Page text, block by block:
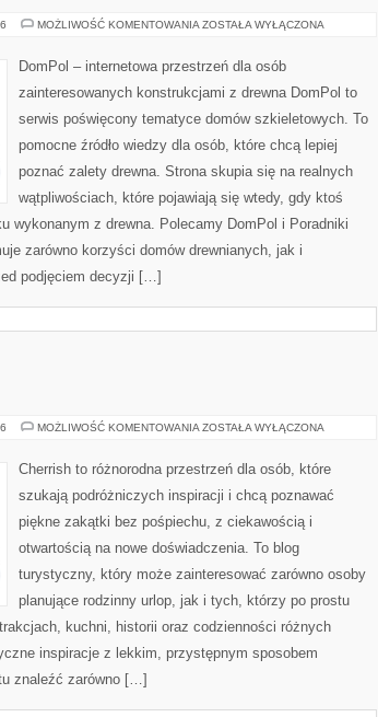
MOŻLIWOŚĆ KOMENTOWANIA KOSZTY
ZOSTAŁA WYŁĄCZONA
DomPol – internetowa przestrzeń dla osób
zainteresowanych konstrukcjami z drewna DomPol to
serwis poświęcony tematyce domów szkieletowych. To
pomocne źródło wiedzy dla osób, które chcą lepiej
poznać zalety drewna. Strona skupia się na realnych
wątpliwościach, które pojawiają się wtedy, gdy ktoś
wykonanym z drewna. Polecamy DomPol i Poradniki
zarówno korzyści domów drewnianych, jak i
podjęciem decyzji […]
MOŻLIWOŚĆ KOMENTOWANIA ROSJA
ZOSTAŁA WYŁĄCZONA
Cherrish to różnorodna przestrzeń dla osób, które
szukają podróżniczych inspiracji i chcą poznawać
piękne zakątki bez pośpiechu, z ciekawością i
otwartością na nowe doświadczenia. To blog
turystyczny, który może zainteresować zarówno osoby
planujące rodzinny urlop, jak i tych, którzy po prostu
kuchni, historii oraz codzienności różnych
inspiracje z lekkim, przystępnym sposobem
znaleźć zarówno […]